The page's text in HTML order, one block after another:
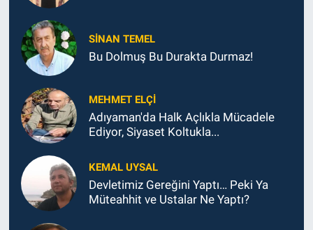
SINAN TEMEL
Bu Dolmuş Bu Durakta Durmaz!
MEHMET ELÇI
Adıyaman'da Halk Açlıkla Mücadele
Ediyor, Siyaset Koltukla...
KEMAL UYSAL
Devletimiz Gereğini Yaptı… Peki Ya
Müteahhit ve Ustalar Ne Yaptı?